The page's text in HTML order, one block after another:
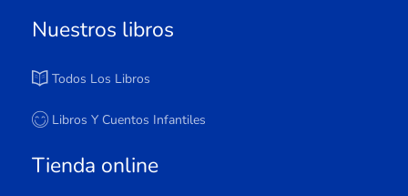
Nuestros libros
Todos Los Libros
Libros Y Cuentos Infantiles
Tienda online